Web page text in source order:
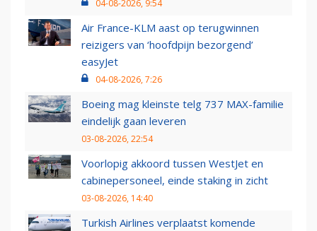
04-08-2026, 9:54
Air France-KLM aast op terugwinnen
reizigers van ‘hoofdpijn bezorgend’
easyJet
04-08-2026, 7:26
Boeing mag kleinste telg 737 MAX-familie
eindelijk gaan leveren
03-08-2026, 22:54
Voorlopig akkoord tussen WestJet en
cabinepersoneel, einde staking in zicht
03-08-2026, 14:40
Turkish Airlines verplaatst komende